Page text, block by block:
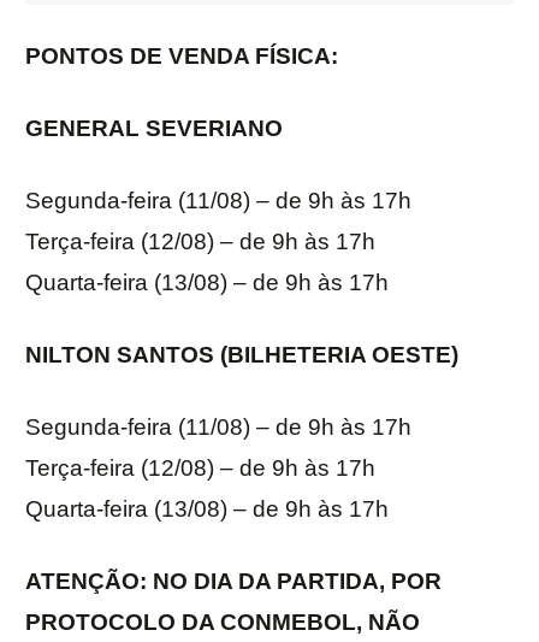
PONTOS DE VENDA FÍSICA:
GENERAL SEVERIANO
Segunda-feira (11/08) – de 9h às 17h
Terça-feira (12/08) – de 9h às 17h
Quarta-feira (13/08) – de 9h às 17h
NILTON SANTOS (BILHETERIA OESTE)
Segunda-feira (11/08) – de 9h às 17h
Terça-feira (12/08) – de 9h às 17h
Quarta-feira (13/08) – de 9h às 17h
ATENÇÃO: NO DIA DA PARTIDA, POR
PROTOCOLO DA CONMEBOL, NÃO